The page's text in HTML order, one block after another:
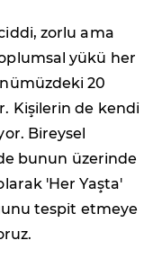
zorlu ama
yükü her
20
Kişilerin de kendi
Bireysel
bunun üzerinde
'Her Yaşta'
tespit etmeye